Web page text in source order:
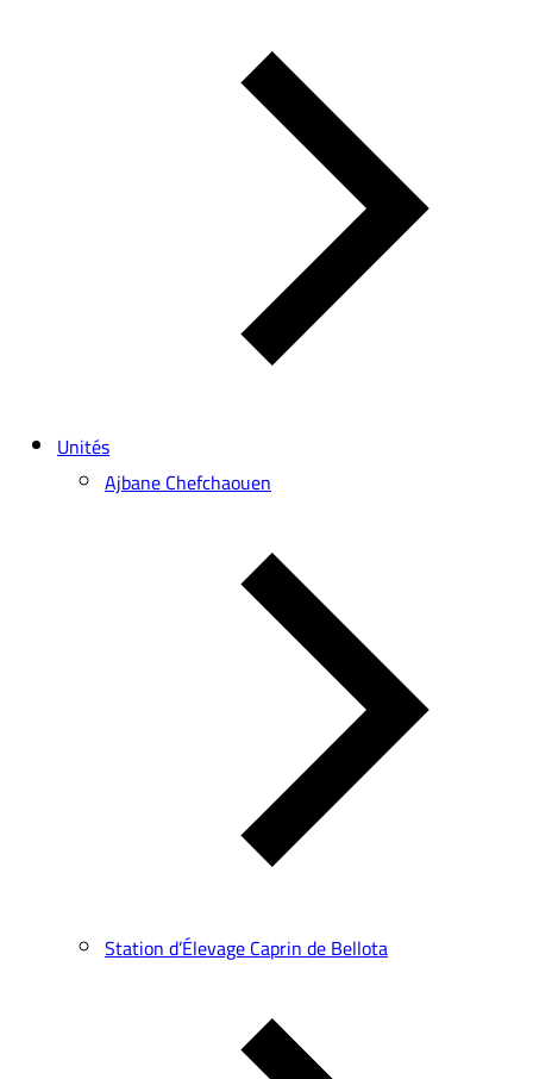
Unités
Ajbane Chefchaouen
Station d’Élevage Caprin de Bellota